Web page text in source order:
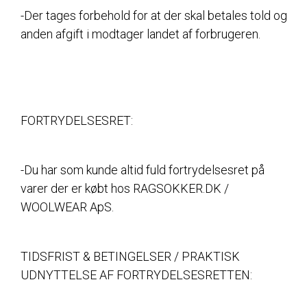
-Der tages forbehold for at der skal betales told og
anden afgift i modtager landet af forbrugeren.
FORTRYDELSESRET:
-Du har som kunde altid fuld fortrydelsesret på
varer der er købt hos RAGSOKKER.DK /
WOOLWEAR ApS.
TIDSFRIST & BETINGELSER / PRAKTISK
UDNYTTELSE AF FORTRYDELSESRETTEN: